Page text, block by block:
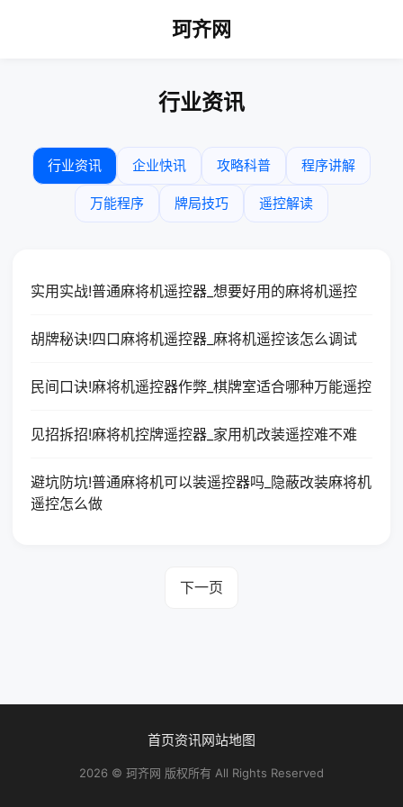
珂齐网
行业资讯
行业资讯 企业快讯 攻略科普 程序讲解
万能程序 牌局技巧 遥控解读
实用实战!普通麻将机遥控器_想要好用的麻将机遥控
胡牌秘诀!四口麻将机遥控器_麻将机遥控该怎么调试
民间口诀!麻将机遥控器作弊_棋牌室适合哪种万能遥控
见招拆招!麻将机控牌遥控器_家用机改装遥控难不难
避坑防坑!普通麻将机可以装遥控器吗_隐蔽改装麻将机
遥控怎么做
下一页
首页资讯网站地图
2026 © 珂齐网 版权所有 All Rights Reserved